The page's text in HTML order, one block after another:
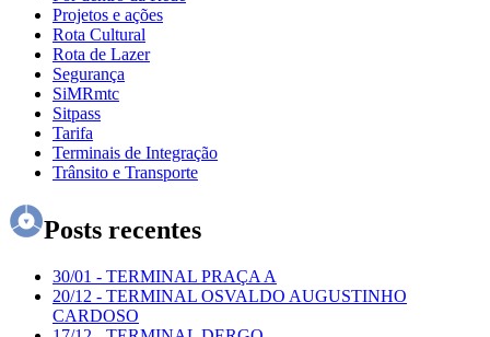
Projetos e ações
Rota Cultural
Rota de Lazer
Segurança
SiMRmtc
Sitpass
Tarifa
Terminais de Integração
Trânsito e Transporte
Posts recentes
30/01 - TERMINAL PRAÇA A
20/12 - TERMINAL OSVALDO AUGUSTINHO
CARDOSO